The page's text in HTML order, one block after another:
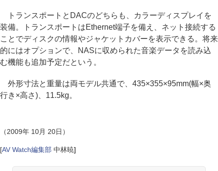
トランスポートとDACのどちらも、カラーディスプレイを
装備。トランスポートはEthernet端子を備え、ネット接続する
ことでディスクの情報やジャケットカバーを表示できる。将来
的にはオプションで、NASに収められた音楽データを読み込
む機能も追加予定だという。
外形寸法と重量は両モデル共通で、435×355×95mm(幅×奥
行き×高さ)、11.5kg。
（2009年 10月 20日）
[AV Watch編集部 中林暁]